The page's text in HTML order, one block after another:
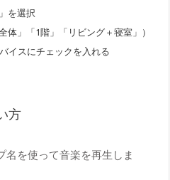
を選択
体」「1階」「リビング＋寝室」）
イスにチェックを入れる
方
名を使って音楽を再生しま